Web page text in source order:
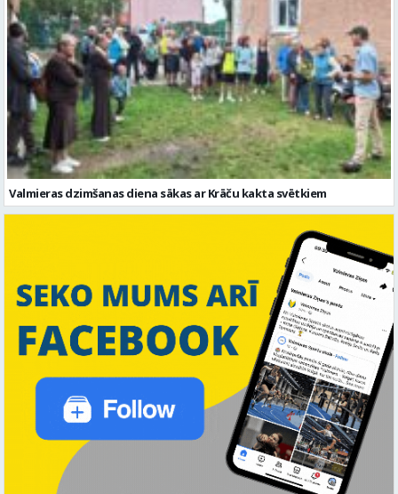
Valmieras dzimšanas diena sākas ar Krāču kakta svētkiem